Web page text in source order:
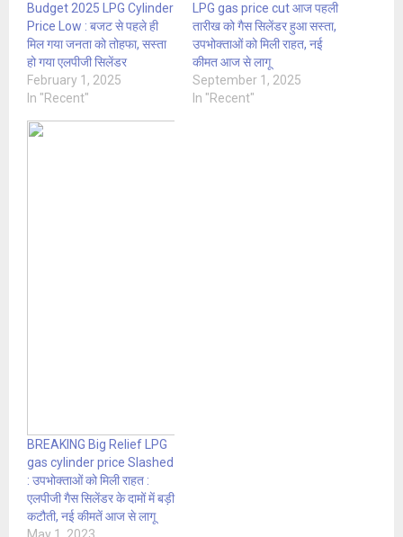
Budget 2025 LPG Cylinder
Price Low : बजट से पहले ही
मिल गया जनता को तोहफा, सस्ता
हो गया एलपीजी सिलेंडर
February 1, 2025
In "Recent"
LPG gas price cut आज पहली
तारीख को गैस सिलेंडर हुआ सस्ता,
उपभोक्ताओं को मिली राहत, नई
कीमत आज से लागू
September 1, 2025
In "Recent"
BREAKING Big Relief LPG
gas cylinder price Slashed
: उपभोक्ताओं को मिली राहत :
एलपीजी गैस सिलेंडर के दामों में बड़ी
कटौती, नई कीमतें आज से लागू